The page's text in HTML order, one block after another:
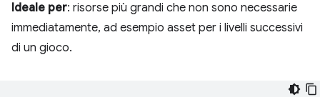
Ideale per: risorse più grandi che non sono necessarie
immediatamente, ad esempio asset per i livelli successivi
di un gioco.